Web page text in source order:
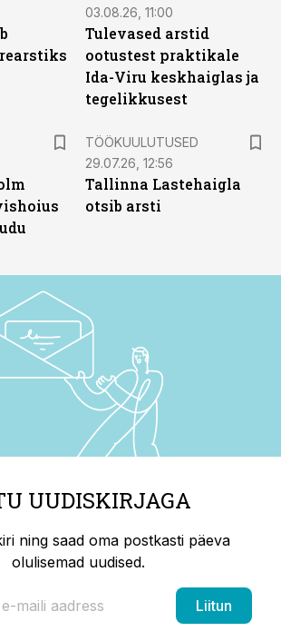
03.08.26, 11:00
Tulevased arstid
ootustest praktikale
Ida-Viru keskhaiglas ja
tegelikkusest
TÖÖKUULUTUSED
29.07.26, 12:56
Tallinna Lastehaigla
otsib arsti
UUDISKIRJAGA
ning saad oma postkasti päeva
olulisemad uudised.
Liitun